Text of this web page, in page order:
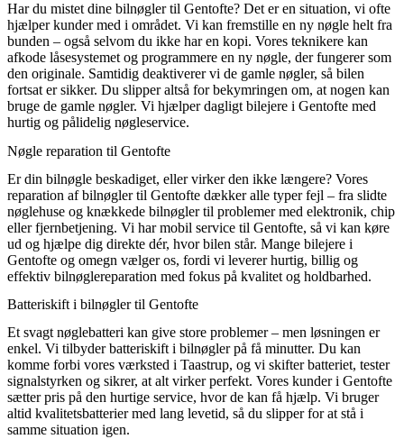
Har du mistet dine bilnøgler til Gentofte? Det er en situation, vi ofte
hjælper kunder med i området. Vi kan fremstille en ny nøgle helt fra
bunden – også selvom du ikke har en kopi. Vores teknikere kan
afkode låsesystemet og programmere en ny nøgle, der fungerer som
den originale. Samtidig deaktiverer vi de gamle nøgler, så bilen
fortsat er sikker. Du slipper altså for bekymringen om, at nogen kan
bruge de gamle nøgler. Vi hjælper dagligt bilejere i Gentofte med
hurtig og pålidelig nøgleservice.
Nøgle reparation til Gentofte
Er din bilnøgle beskadiget, eller virker den ikke længere? Vores
reparation af bilnøgler til Gentofte dækker alle typer fejl – fra slidte
nøglehuse og knækkede bilnøgler til problemer med elektronik, chip
eller fjernbetjening. Vi har mobil service til Gentofte, så vi kan køre
ud og hjælpe dig direkte dér, hvor bilen står. Mange bilejere i
Gentofte og omegn vælger os, fordi vi leverer hurtig, billig og
effektiv bilnøglereparation med fokus på kvalitet og holdbarhed.
Batteriskift i bilnøgler til Gentofte
Et svagt nøglebatteri kan give store problemer – men løsningen er
enkel. Vi tilbyder batteriskift i bilnøgler på få minutter. Du kan
komme forbi vores værksted i Taastrup, og vi skifter batteriet, tester
signalstyrken og sikrer, at alt virker perfekt. Vores kunder i Gentofte
sætter pris på den hurtige service, hvor de kan få hjælp. Vi bruger
altid kvalitetsbatterier med lang levetid, så du slipper for at stå i
samme situation igen.